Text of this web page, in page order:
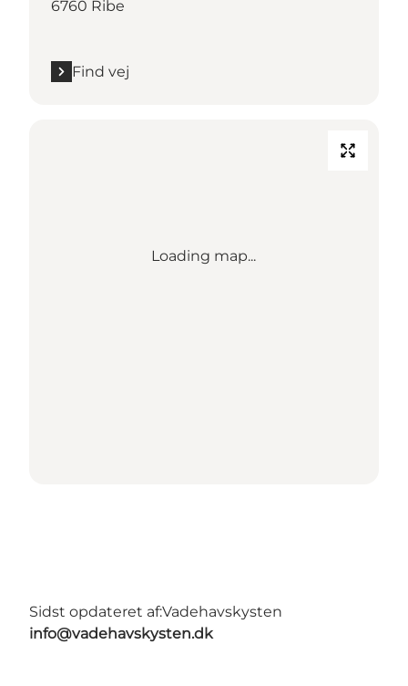
6760 Ribe
Find vej
Loading map...
Sidst opdateret af:Vadehavskysten
info@vadehavskysten.dk